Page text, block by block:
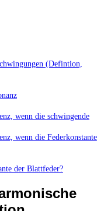
(Defintion,
wenn die schwingende
wenn die Federkonstante
der Blattfeder?